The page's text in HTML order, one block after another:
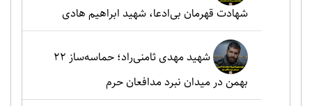
شهادت قهرمان بی‌ادعا، شهید ابراهیم هادی
شهید مهدی ثامنی‌راد؛ حماسه‌ساز ۲۲
بهمن در میدان نبرد مدافعان حرم